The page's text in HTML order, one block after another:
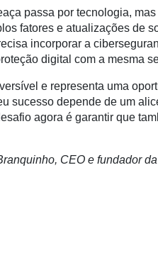
passa por tecnologia,
fatores e atualizações de
incorporar a
digital com a mesma
e representa uma
sucesso depende de um
agora é garantir que
CEO e fundador